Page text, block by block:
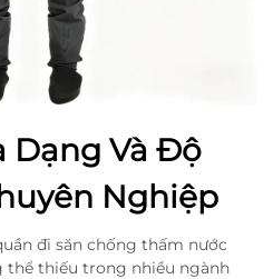
Dạng Và Độ
Nghiệp
đi săn chống thấm nước
thể thiếu trong nhiều ngành